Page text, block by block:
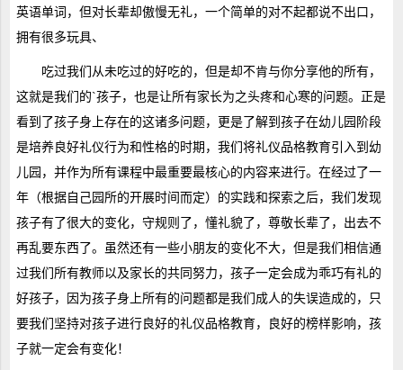
英语单词，但对长辈却傲慢无礼，一个简单的对不起都说不出口，
拥有很多玩具、
吃过我们从未吃过的好吃的，但是却不肯与你分享他的所有，
这就是我们的`孩子，也是让所有家长为之头疼和心寒的问题。正是
看到了孩子身上存在的这诸多问题，更是了解到孩子在幼儿园阶段
是培养良好礼仪行为和性格的时期，我们将礼仪品格教育引入到幼
儿园，并作为所有课程中最重要最核心的内容来进行。在经过了一
年（根据自己园所的开展时间而定）的实践和探索之后，我们发现
孩子有了很大的变化，守规则了，懂礼貌了，尊敬长辈了，出去不
再乱要东西了。虽然还有一些小朋友的变化不大，但是我们相信通
过我们所有教师以及家长的共同努力，孩子一定会成为乖巧有礼的
好孩子，因为孩子身上所有的问题都是我们成人的失误造成的，只
要我们坚持对孩子进行良好的礼仪品格教育，良好的榜样影响，孩
子就一定会有变化！